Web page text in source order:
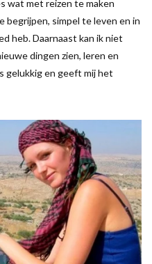
wat met reizen te maken
simpel te leven en in
heb. Daarnaast kan ik niet
dingen zien, leren en
gelukkig en geeft mij het